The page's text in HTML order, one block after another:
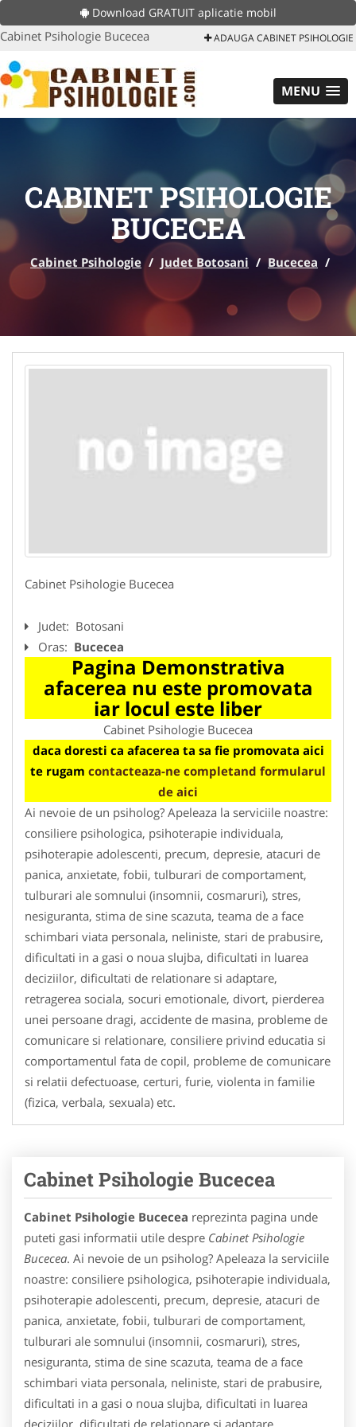
Download GRATUIT aplicatie mobil
Cabinet Psihologie Bucecea ADAUGA CABINET PSIHOLOGIE
MENU
CABINET PSIHOLOGIE
BUCECEA
Cabinet Psihologie / Judet Botosani / Bucecea /
Cabinet Psihologie Bucecea
Judet: Botosani
Oras: Bucecea
Pagina Demonstrativa
afacerea nu este promovata
iar locul este liber
Cabinet Psihologie Bucecea
daca doresti ca afacerea ta sa fie promovata aici
te rugam contacteaza-ne completand formularul
de aici
Ai nevoie de un psiholog? Apeleaza la serviciile noastre:
consiliere psihologica, psihoterapie individuala,
psihoterapie adolescenti, precum, depresie, atacuri de
panica, anxietate, fobii, tulburari de comportament,
tulburari ale somnului (insomnii, cosmaruri), stres,
nesiguranta, stima de sine scazuta, teama de a face
schimbari viata personala, neliniste, stari de prabusire,
dificultati in a gasi o noua slujba, dificultati in luarea
deciziilor, dificultati de relationare si adaptare,
retragerea sociala, socuri emotionale, divort, pierderea
unei persoane dragi, accidente de masina, probleme de
comunicare si relationare, consiliere privind educatia si
comportamentul fata de copil, probleme de comunicare
si relatii defectuoase, certuri, furie, violenta in familie
(fizica, verbala, sexuala) etc.
Cabinet Psihologie Bucecea
Cabinet Psihologie Bucecea reprezinta pagina unde
puteti gasi informatii utile despre Cabinet Psihologie
Bucecea. Ai nevoie de un psiholog? Apeleaza la serviciile
noastre: consiliere psihologica, psihoterapie individuala,
psihoterapie adolescenti, precum, depresie, atacuri de
panica, anxietate, fobii, tulburari de comportament,
tulburari ale somnului (insomnii, cosmaruri), stres,
nesiguranta, stima de sine scazuta, teama de a face
schimbari viata personala, neliniste, stari de prabusire,
dificultati in a gasi o noua slujba, dificultati in luarea
deciziilor, dificultati de relationare si adaptare,